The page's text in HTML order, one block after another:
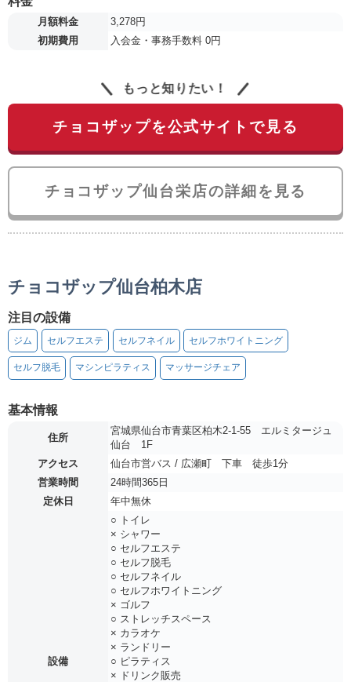
月額料金
3,278円
初期費用
入会金・事務手数料 0円
もっと知りたい！
チョコザップを公式サイトで見る
チョコザップ仙台栄店の詳細を見る
チョコザップ仙台柏木店
注目の設備
ジム セルフエステ セルフネイル セルフホワイトニング
セルフ脱毛 マシンピラティス マッサージチェア
基本情報
住所
宮城県仙台市青葉区柏木2-1-55 エルミタージュ
仙台 1F
アクセス
仙台市営バス / 広瀬町 下車 徒歩1分
営業時間
24時間365日
定休日
年中無休
設備
○ トイレ
× シャワー
○ セルフエステ
○ セルフ脱毛
○ セルフネイル
○ セルフホワイトニング
× ゴルフ
○ ストレッチスペース
× カラオケ
× ランドリー
○ ピラティス
× ドリンク販売